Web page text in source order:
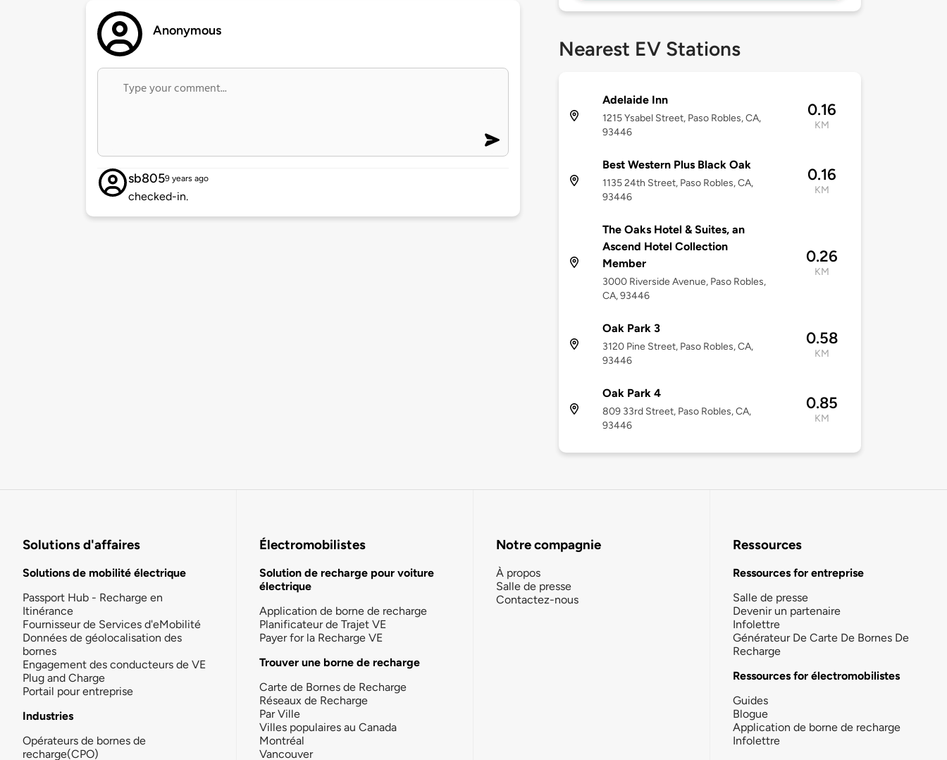
Anonymous
sb8059 years ago
checked-in.
Nearest EV Stations
Adelaide Inn
1215 Ysabel Street, Paso Robles, CA,
93446
0.16
KM
Best Western Plus Black Oak
1135 24th Street, Paso Robles, CA,
93446
0.16
KM
The Oaks Hotel & Suites, an
Ascend Hotel Collection
Member
3000 Riverside Avenue, Paso Robles,
CA, 93446
0.26
KM
Oak Park 3
3120 Pine Street, Paso Robles, CA,
93446
0.58
KM
Oak Park 4
809 33rd Street, Paso Robles, CA,
93446
0.85
KM
Solutions d'affaires
Solutions de mobilité électrique
Passport Hub - Recharge en
Itinérance
Fournisseur de Services d'eMobilité
Données de géolocalisation des
bornes
Engagement des conducteurs de VE
Plug and Charge
Portail pour entreprise
Industries
Opérateurs de bornes de
recharge(CPO)
Électromobilistes
Solution de recharge pour voiture
électrique
Application de borne de recharge
Planificateur de Trajet VE
Payer for la Recharge VE
Trouver une borne de recharge
Carte de Bornes de Recharge
Réseaux de Recharge
Par Ville
Villes populaires au Canada
Montréal
Vancouver
Notre compagnie
À propos
Salle de presse
Contactez-nous
Ressources
Ressources for entreprise
Salle de presse
Devenir un partenaire
Infolettre
Générateur De Carte De Bornes De
Recharge
Ressources for électromobilistes
Guides
Blogue
Application de borne de recharge
Infolettre